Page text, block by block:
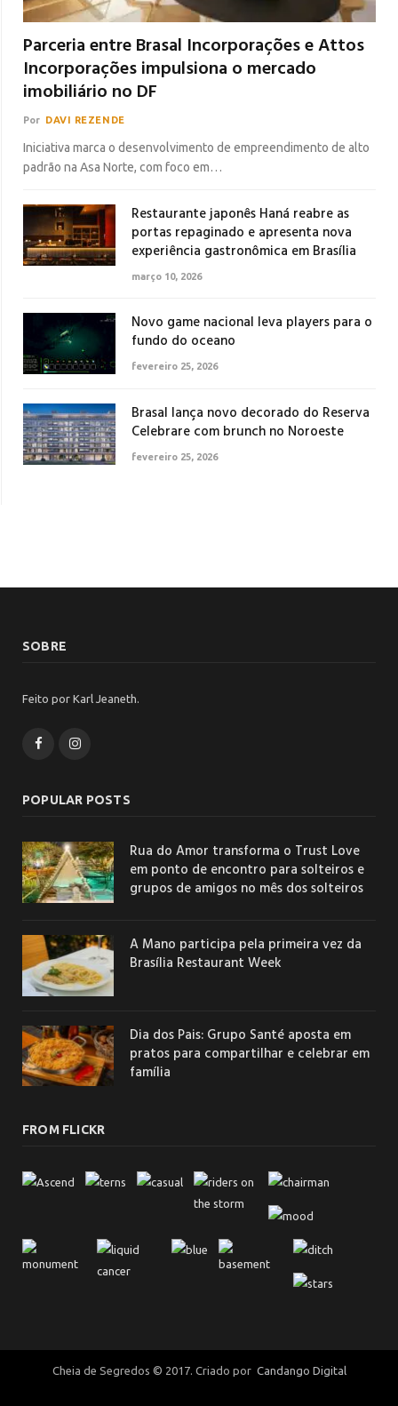
Parceria entre Brasal Incorporações e Attos
Incorporações impulsiona o mercado
imobiliário no DF
Por DAVI REZENDE
Iniciativa marca o desenvolvimento de empreendimento de alto
padrão na Asa Norte, com foco em…
Restaurante japonês Haná reabre as
portas repaginado e apresenta nova
experiência gastronômica em Brasília
março 10, 2026
Novo game nacional leva players para o
fundo do oceano
fevereiro 25, 2026
Brasal lança novo decorado do Reserva
Celebrare com brunch no Noroeste
fevereiro 25, 2026
SOBRE
Feito por Karl Jeaneth.
FacebookInstagram
POPULAR POSTS
Rua do Amor transforma o Trust Love
em ponto de encontro para solteiros e
grupos de amigos no mês dos solteiros
A Mano participa pela primeira vez da
Brasília Restaurant Week
Dia dos Pais: Grupo Santé aposta em
pratos para compartilhar e celebrar em
família
FROM FLICKR
Cheia de Segredos © 2017. Criado por Candango Digital